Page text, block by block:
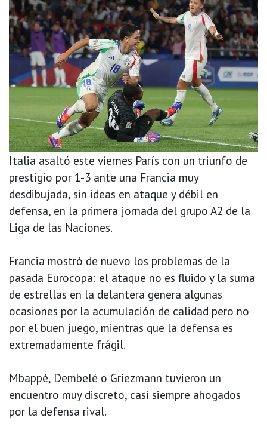
Italia asaltó este viernes París con un triunfo de
prestigio por 1-3 ante una Francia muy
desdibujada, sin ideas en ataque y débil en
defensa, en la primera jornada del grupo A2 de la
Liga de las Naciones.
Francia mostró de nuevo los problemas de la
pasada Eurocopa: el ataque no es fluido y la suma
de estrellas en la delantera genera algunas
ocasiones por la acumulación de calidad pero no
por el buen juego, mientras que la defensa es
extremadamente frágil.
Mbappé, Dembelé o Griezmann tuvieron un
encuentro muy discreto, casi siempre ahogados
por la defensa rival.